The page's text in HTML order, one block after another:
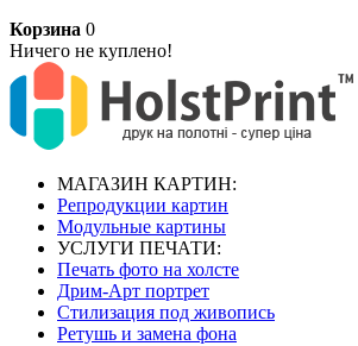
Корзина 0
Ничего не куплено!
МАГАЗИН КАРТИН:
Репродукции картин
Модульные картины
УСЛУГИ ПЕЧАТИ:
Печать фото на холсте
Дрим-Арт портрет
Стилизация под живопись
Ретушь и замена фона